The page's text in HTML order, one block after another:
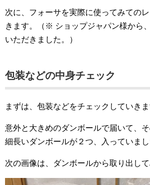
次に、フォーサを実際に使ってみての
きます。（※ ショップジャパン様から
いただきました。）
包装などの中身チェック
まずは、包装などをチェックしていきま
意外と大きめのダンボールで届いて、そ
細長いダンボールが２つ、入っていまし
次の画像は、ダンボールから取り出して